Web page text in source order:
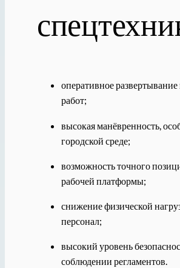
оперативное развертывание
работ;
высокая манёвренность,
городской среде;
возможность точного
рабочей платформы;
снижение физической
персонал;
высокий уровень
соблюдении регламентов.